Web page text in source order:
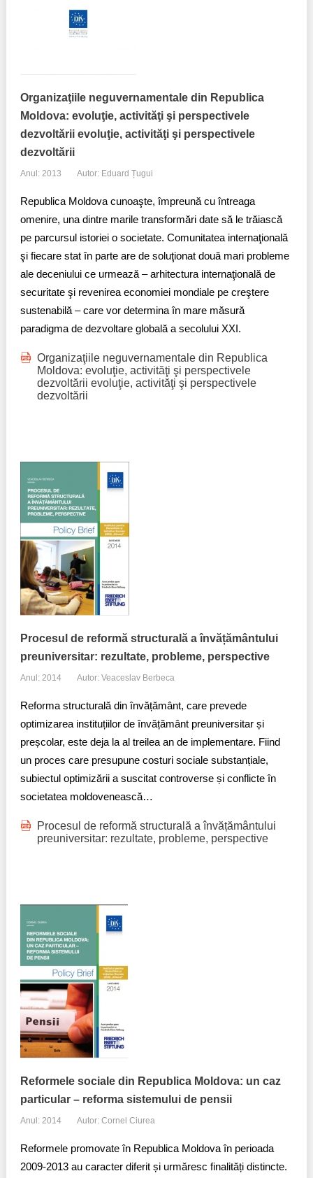
Organizaţiile neguvernamentale din Republica
Moldova: evoluţie, activităţi şi perspectivele
dezvoltării evoluţie, activităţi şi perspectivele
dezvoltării
Anul: 2013 Autor: Eduard Țugui
Republica Moldova cunoaşte, împreună cu întreaga
omenire, una dintre marile transformări date să le trăiască
pe parcursul istoriei o societate. Comunitatea internaţională
şi fiecare stat în parte are de soluţionat două mari probleme
ale deceniului ce urmează – arhitectura internaţională de
securitate şi revenirea economiei mondiale pe creştere
sustenabilă – care vor determina în mare măsură
paradigma de dezvoltare globală a secolului XXI.
Organizaţiile neguvernamentale din Republica
Moldova: evoluţie, activităţi şi perspectivele
dezvoltării evoluţie, activităţi şi perspectivele
dezvoltării
Procesul de reformă structurală a învățământului
preuniversitar: rezultate, probleme, perspective
Anul: 2014 Autor: Veaceslav Berbeca
Reforma structurală din învățământ, care prevede
optimizarea instituțiilor de învățământ preuniversitar și
preșcolar, este deja la al treilea an de implementare. Fiind
un proces care presupune costuri sociale substanțiale,
subiectul optimizării a suscitat controverse și conflicte în
societatea moldovenească…
Procesul de reformă structurală a învățământului
preuniversitar: rezultate, probleme, perspective
Reformele sociale din Republica Moldova: un caz
particular – reforma sistemului de pensii
Anul: 2014 Autor: Cornel Ciurea
Reformele promovate în Republica Moldova în perioada
2009-2013 au caracter diferit și urmăresc finalități distincte.